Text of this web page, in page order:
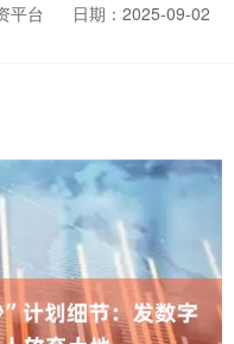
平台
日期：2025-09-02